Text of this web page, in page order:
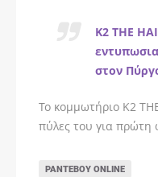
K2 THE
στον
Το κομμωτήριο K2
πύλες του για
ΡΑΝΤΕΒΟΎ ONLINE